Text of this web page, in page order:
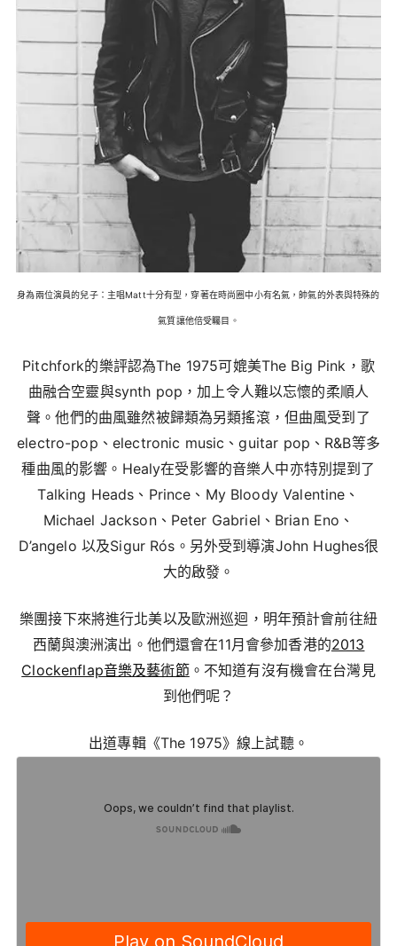
身為兩位演員的兒子：主唱Matt十分有型，穿著在時尚圈中小有名氣，帥氣的外表與特殊的
氣質讓他倍受矚目。
Pitchfork的樂評認為The 1975可媲美The Big Pink，歌
曲融合空靈與synth pop，加上令人難以忘懷的柔順人
聲。他們的曲風雖然被歸類為另類搖滾，但曲風受到了
electro-pop、electronic music、guitar pop、R&B等多
種曲風的影響。Healy在受影響的音樂人中亦特別提到了
Talking Heads、Prince、My Bloody Valentine、
Michael Jackson、Peter Gabriel、Brian Eno、
D’angelo 以及Sigur Rós。另外受到導演John Hughes很
大的啟發。
樂團接下來將進行北美以及歐洲巡迴，明年預計會前往紐
西蘭與澳洲演出。他們還會在11月會參加香港的2013
Clockenflap音樂及藝術節。不知道有沒有機會在台灣見
到他們呢？
出道專輯《The 1975》線上試聽。